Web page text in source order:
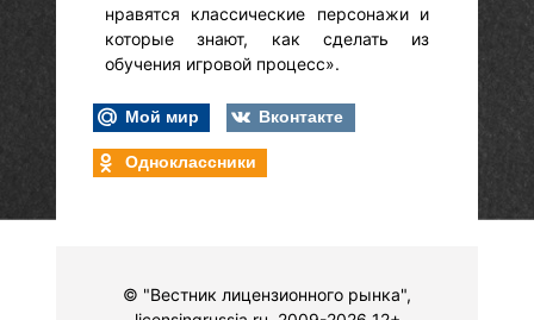
нравятся классические персонажи и
которые знают, как сделать из
обучения игровой процесс».
Мой мир
Вконтакте
Одноклассники
© "Вестник лицензионного рынка",